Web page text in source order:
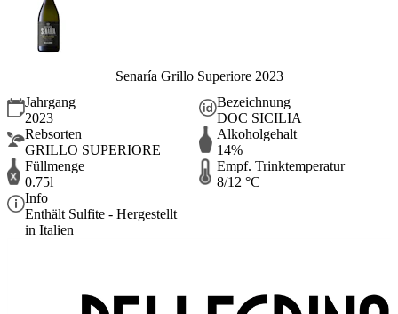
Senaría Grillo Superiore 2023
Jahrgang
2023
Bezeichnung
DOC SICILIA
Rebsorten
GRILLO SUPERIORE
Alkoholgehalt
14%
Füllmenge
0.75l
Empf. Trinktemperatur
8/12 °C
Info
Enthält Sulfite - Hergestellt
in Italien